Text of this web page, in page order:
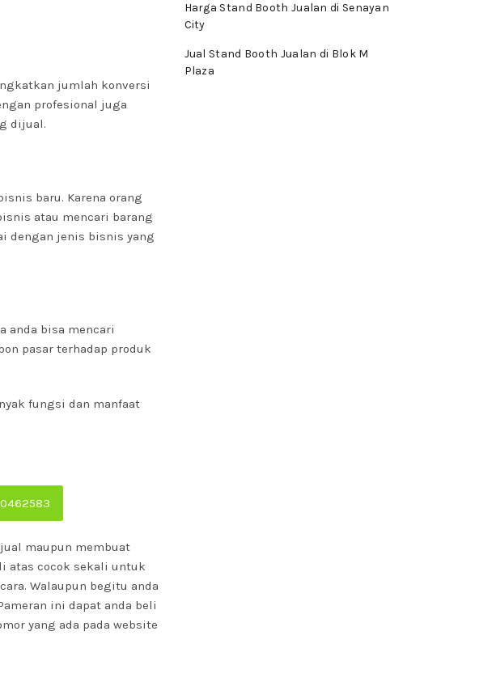
jumlah konversi
profesional juga
dijual.
baru. Karena orang
atau mencari barang
dengan jenis bisnis yang
anda bisa mencari
pasar terhadap produk
fungsi dan manfaat
maupun membuat
atas cocok sekali untuk
Walaupun begitu anda
ini dapat anda beli
yang ada pada website
Harga Stand Booth Jualan di Senayan
City
Jual Stand Booth Jualan di Blok M
Plaza